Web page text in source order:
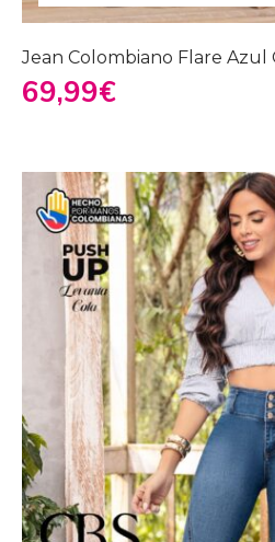
Jean Colombiano Flare Azul
69,99€